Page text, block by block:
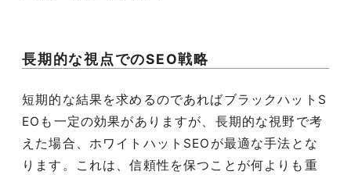
長期的な視点でのSEO戦略
短期的な結果を求めるのであればブラックハットS
EOも一定の効果がありますが、長期的な視野で考
えた場合、ホワイトハットSEOが最適な手法とな
ります。これは、信頼性を保つことが何よりも重